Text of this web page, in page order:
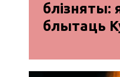
блізняты:
блытаць